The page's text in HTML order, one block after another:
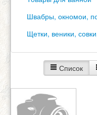
Швабры, окномои,
Щетки, веники,
Список